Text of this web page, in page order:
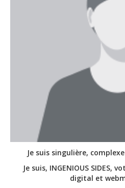
Je suis singulière,
Je suis, INGENIOUS SIDES,
digital et